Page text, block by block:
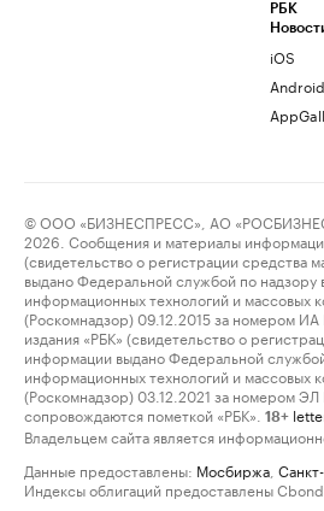
РБК
iOS
Android
© ООО «БИЗНЕСПРЕСС», АО
2026. Сообщения и материалы
(свидетельство о регистрации средства
выдано Федеральной службой по надзору
информационных технологий и массовых
(Роскомнадзор) 09.12.2015 за номером
издания «РБК» (свидетельство о
информации выдано Федеральной
информационных технологий и массовых
(Роскомнадзор) 03.12.2021 за номером
сопровождаются пометкой «РБК».
18+
Владельцем сайта является
Данные предоставлены: Мосбиржа
Индексы облигаций предоставлены